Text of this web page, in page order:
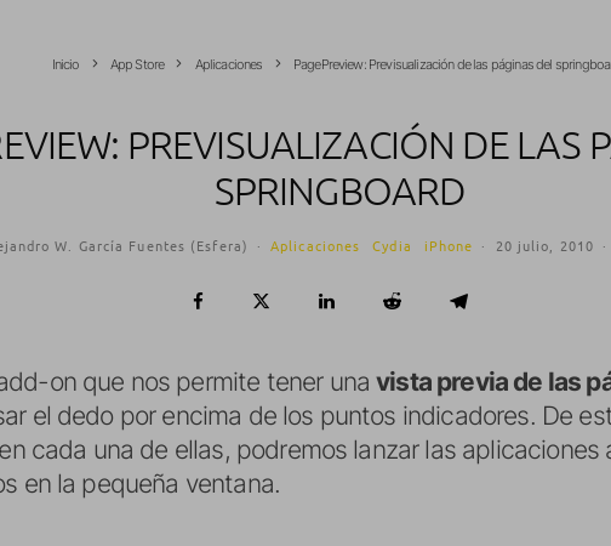
Inicio App Store Aplicaciones PagePreview: Previsualización de las páginas del
PREVISUALIZACIÓN DE LAS
SPRINGBOARD
W. García Fuentes (Esfera) · Aplicaciones Cydia iPhone · 20 julio, 2010 ·
on que nos permite tener unavista previa de las
el dedo por encima de los puntos indicadores. De
cada una de ellas, podremos lanzar las
en la pequeña ventana.